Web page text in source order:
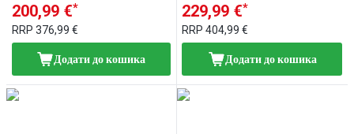
200,99 €*
RRP 376,99 €
Додати до кошика
229,99 €*
RRP404,99 €
Додати до кошика